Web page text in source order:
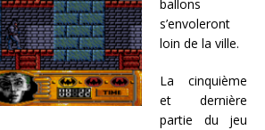
ballons
s’envoleront
loin de la ville.
La cinquième
et dernière
partie du jeu